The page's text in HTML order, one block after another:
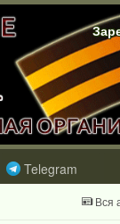
Telegram
Вся